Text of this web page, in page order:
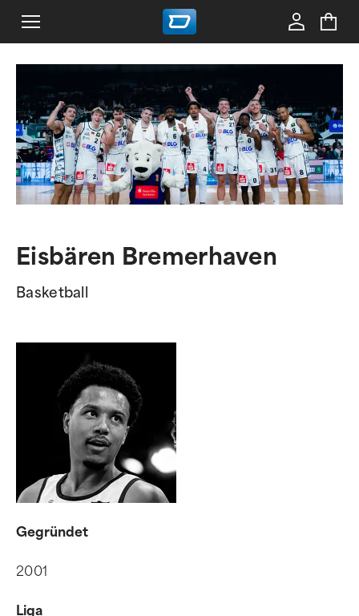
Eisbären Bremerhaven
Basketball
Gegründet
2001
Liga